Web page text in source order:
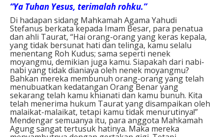
“Ya Tuhan Yesus, terimalah rohku.”
Di hadapan sidang Mahkamah Agama Yahudi
Stefanus berkata kepada Imam Besar, para penatua
dan ahli Taurat, “Hai orang-orang yang keras kepala,
yang tidak bersunat hati dan telinga, kamu selalu
menentang Roh Kudus; sama seperti nenek
moyangmu, demikian juga kamu. Siapakah dari nabi-
nabi yang tidak dianiaya oleh nenek moyangmu?
Bahkan mereka membunuh orang-orang yang telah
menubuatkan kedatangan Orang Benar yang
sekarang telah kamu khianati dan kamu bunuh. Kita
telah menerima hukum Taurat yang disampaikan oleh
malaikat-malaikat, tetapi kamu tidak menurutinya!”
Mendengar semuanya itu, para anggota Mahkamah
Agung sangat tertusuk hatinya. Maka mereka